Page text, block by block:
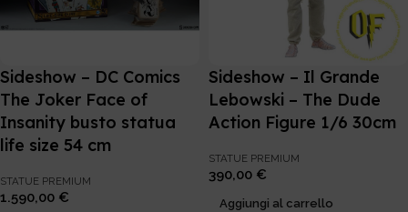
Sideshow – DC Comics
The Joker Face of
Insanity busto statua
life size 54 cm
STATUE PREMIUM
1.590,00 €
Sideshow – Il Grande
Lebowski – The Dude
Action Figure 1/6 30cm
STATUE PREMIUM
390,00 €
Aggiungi al carrello